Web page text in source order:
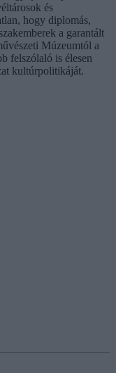
és
hogy diplomás,
a garantált
Múzeumtól a
felszólaló is élesen
kultúrpolitikáját.